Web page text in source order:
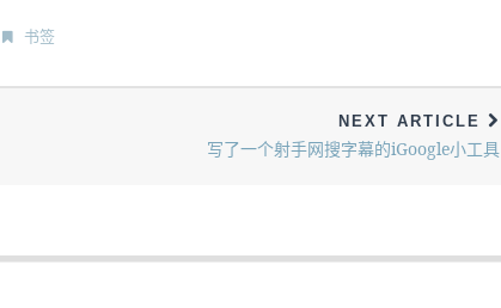
书签
NEXT ARTICLE
写了一个射手网搜字幕的iGoogle小工具